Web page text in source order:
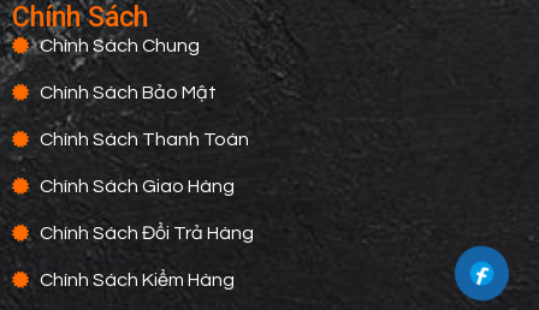
Chính Sách
Chính Sách Chung
Chính Sách Bảo Mật
Chính Sách Thanh Toán
Chính Sách Giao Hàng
Chính Sách Đổi Trả Hàng
Chính Sách Kiểm Hàng